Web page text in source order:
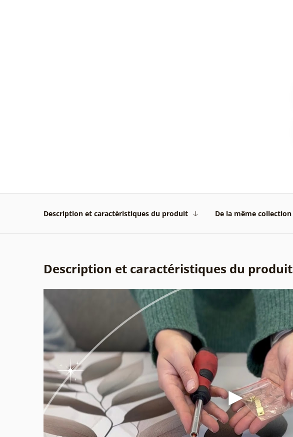
Description et caractéristiques du produit De la même collection
Description et caractéristiques du produit